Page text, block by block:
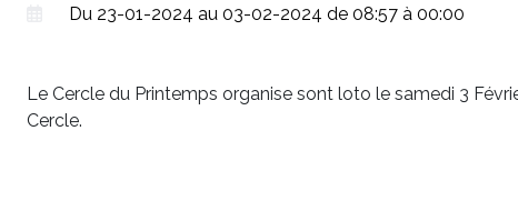
Du 23-01-2024 au 03-02-2024 de 08:57 à 00:00
Le Cercle du Printemps organise sont loto le samedi 3
Cercle.